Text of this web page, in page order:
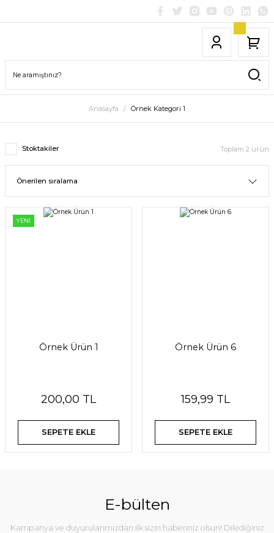
Anasayfa Örnek Kategori 1
Stoktakiler Toplam 2 ürün
YENİ
Örnek Ürün 1
200,00 TL
SEPETE EKLE
Örnek Ürün 6
159,99 TL
SEPETE EKLE
E-bülten
Kampanya ve duyurularımızdan ilk sizin haberiniz olsun! Dilediğiniz